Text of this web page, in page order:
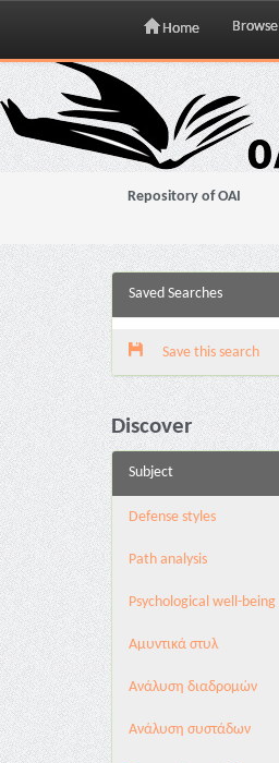
Skip
navigation
Home Browse
Repository of OAI
Saved Searches
Save this search
Discover
Subject
Defense styles
Path analysis
Psychological well-being
Αμυντικά στυλ
Ανάλυση διαδρομών
Ανάλυση συστάδων